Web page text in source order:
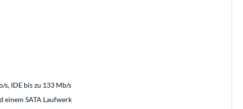
s, IDE bis zu 133 Mb/s
einem SATA Laufwerk